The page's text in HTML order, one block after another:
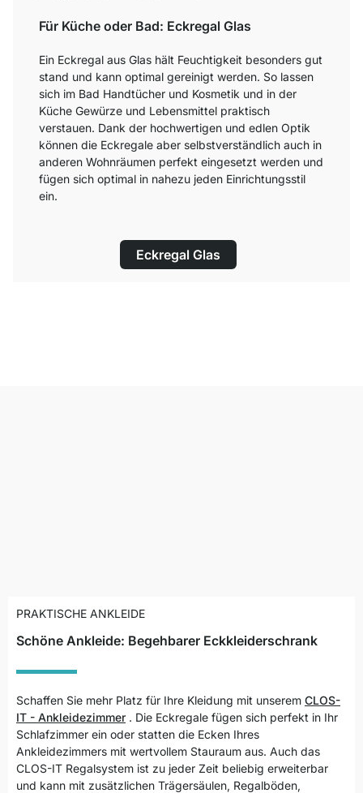
Für Küche oder Bad: Eckregal Glas
Ein Eckregal aus Glas hält Feuchtigkeit besonders gut
stand und kann optimal gereinigt werden. So lassen
sich im Bad Handtücher und Kosmetik und in der
Küche Gewürze und Lebensmittel praktisch
verstauen. Dank der hochwertigen und edlen Optik
können die Eckregale aber selbstverständlich auch in
anderen Wohnräumen perfekt eingesetzt werden und
fügen sich optimal in nahezu jeden Einrichtungsstil
ein.
Eckregal Glas
PRAKTISCHE ANKLEIDE
Schöne Ankleide: Begehbarer Eckkleiderschrank
Schaffen Sie mehr Platz für Ihre Kleidung mit unserem CLOS-
IT - Ankleidezimmer . Die Eckregale fügen sich perfekt in Ihr
Schlafzimmer ein oder statten die Ecken Ihres
Ankleidezimmers mit wertvollem Stauraum aus. Auch das
CLOS-IT Regalsystem ist zu jeder Zeit beliebig erweiterbar
und kann mit zusätzlichen Trägersäulen, Regalböden,